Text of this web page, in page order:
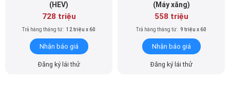
(HEV)
728 triệu
Trả hàng tháng từ: 12 triệu x 60
Nhận báo giá
Đăng ký lái thử
(Máy xăng)
558 triệu
Trả hàng tháng từ: 9 triệu x 60
Nhận báo giá
Đăng ký lái thử